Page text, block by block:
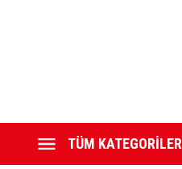
TÜM KATEGORİLER